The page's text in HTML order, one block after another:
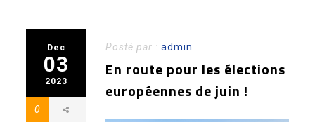
Dec
03
2023
0
Posté par :admin
En route pour les élections
européennes de juin !